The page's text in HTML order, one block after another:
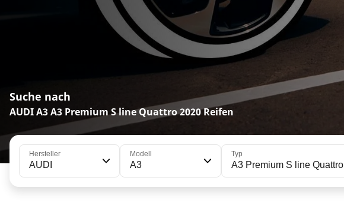
Suche nach
AUDI A3 A3 Premium S line Quattro 2020 Reifen
Hersteller
AUDI
Modell
A3
Typ
A3 Premium S line Quattro